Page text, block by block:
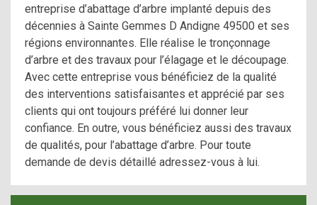
entreprise d’abattage d’arbre implanté depuis des
décennies à Sainte Gemmes D Andigne 49500 et ses
régions environnantes. Elle réalise le tronçonnage
d’arbre et des travaux pour l’élagage et le découpage.
Avec cette entreprise vous bénéficiez de la qualité
des interventions satisfaisantes et apprécié par ses
clients qui ont toujours préféré lui donner leur
confiance. En outre, vous bénéficiez aussi des travaux
de qualités, pour l’abattage d’arbre. Pour toute
demande de devis détaillé adressez-vous à lui.